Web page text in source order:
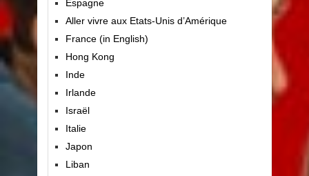
Espagne
Aller vivre aux Etats-Unis d’Amérique
France (in English)
Hong Kong
Inde
Irlande
Israël
Italie
Japon
Liban